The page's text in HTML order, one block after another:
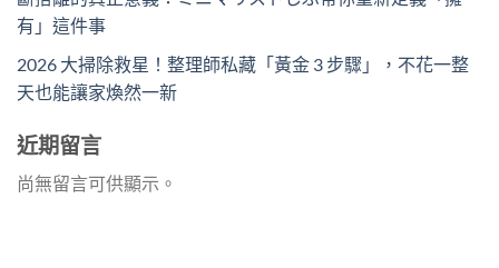
有」這件事
2026 大掃除救星！整理師私藏「黃金 3 步驟」，不花一整
天也能讓家煥然一新
近期留言
尚無留言可供顯示。